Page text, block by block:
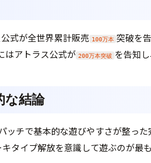
式が全世界累計販売 100万本 突破を
はアトラス公式が 200万本突破 を告知し
な結論
チで基本的な遊びやすさが整っ
タイプ解放を意識して遊ぶのが最